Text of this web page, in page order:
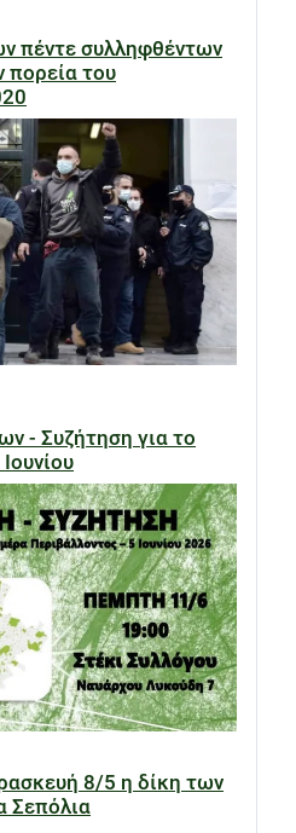
πέντε συλληφθέντων
πορεία του
- Συζήτηση για το
8/5 η δίκη των
Σεπόλια